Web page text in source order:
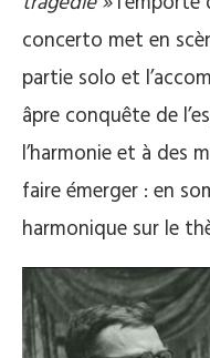
concerto met en
partie solo et
âpre conquête de
l’harmonie et à des
faire émerger : en
harmonique sur le